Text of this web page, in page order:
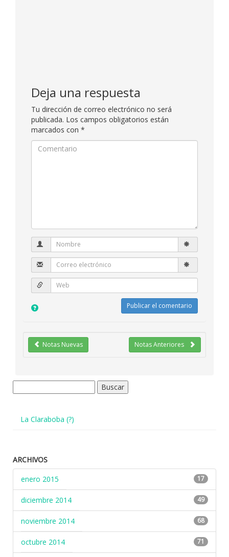
Deja una respuesta
Tu dirección de correo electrónico no será
publicada. Los campos obligatorios están
marcados con *
Notas Anteriores
Notas Nuevas
La Claraboba (?)
ARCHIVOS
enero 2015
17
diciembre 2014 49
noviembre 2014 68
octubre 2014 71